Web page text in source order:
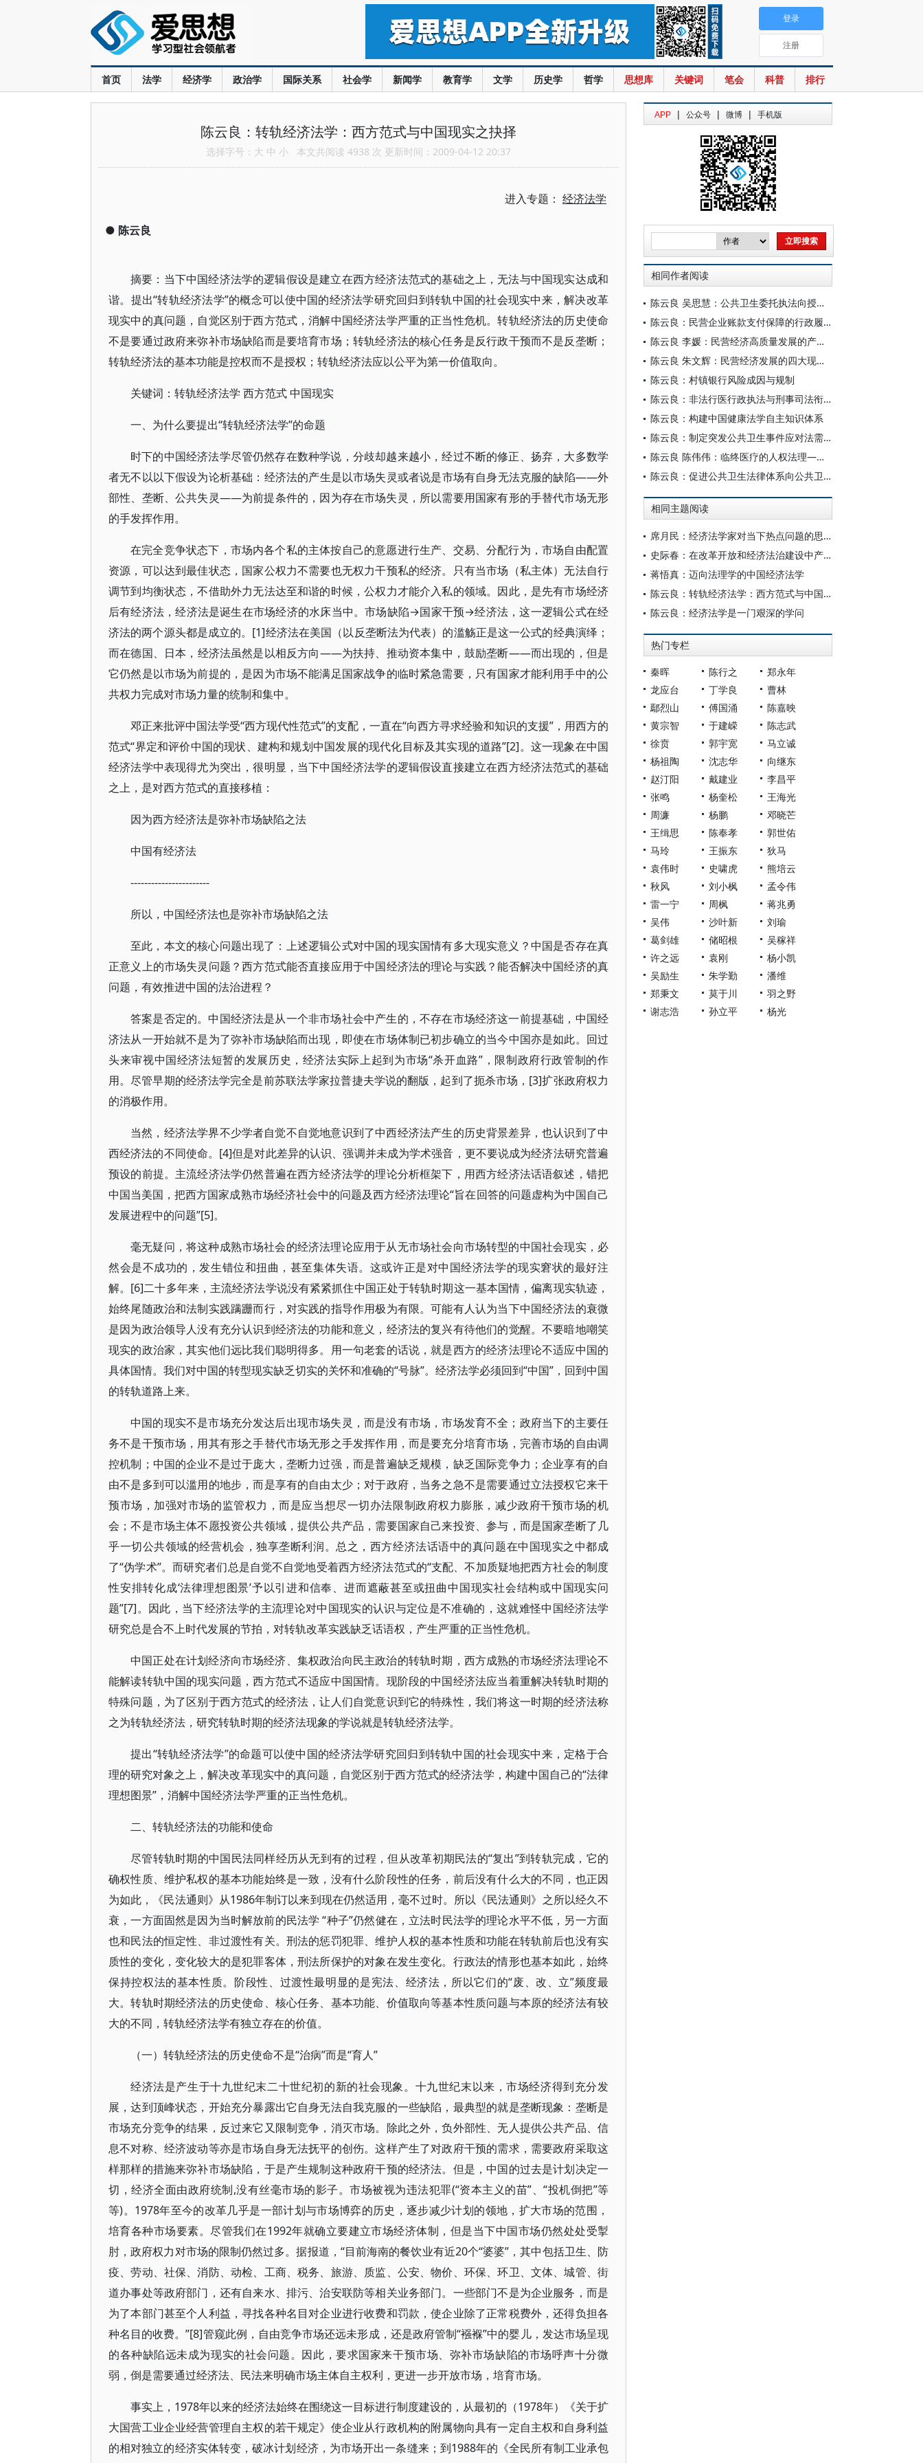
首页 法学 经济学 政治学 国际关系 社会学 新闻学 教育学 文学 历史学 哲学 思想库 关键词 笔会 科普 排行
登录
注册
陈云良：转轨经济法学：西方范式与中国现实之抉择
选择字号： 大 中 小 本文共阅读 4938 次 更新时间：2009-04-12 20:37
进入专题： 经济法学
● 陈云良
摘要：当下中国经济法学的逻辑假设是建立在西方经济法范式的基础之上，无法与中国现实达成和
谐。提出“转轨经济法学”的概念可以使中国的经济法学研究回归到转轨中国的社会现实中来，解决改革
现实中的真问题，自觉区别于西方范式，消解中国经济法学严重的正当性危机。转轨经济法的历史使命
不是要通过政府来弥补市场缺陷而是要培育市场；转轨经济法的核心任务是反行政干预而不是反垄断；
转轨经济法的基本功能是控权而不是授权；转轨经济法应以公平为第一价值取向。
关键词：转轨经济法学 西方范式 中国现实
一、为什么要提出“转轨经济法学”的命题
时下的中国经济法学尽管仍然存在数种学说，分歧却越来越小，经过不断的修正、扬弃，大多数学
者无不以以下假设为论析基础：经济法的产生是以市场失灵或者说是市场有自身无法克服的缺陷——外
部性、垄断、公共失灵——为前提条件的，因为存在市场失灵，所以需要用国家有形的手替代市场无形
的手发挥作用。
在完全竞争状态下，市场内各个私的主体按自己的意愿进行生产、交易、分配行为，市场自由配置
资源，可以达到最佳状态，国家公权力不需要也无权力干预私的经济。只有当市场（私主体）无法自行
调节到均衡状态，不借助外力无法达至和谐的时候，公权力才能介入私的领域。因此，是先有市场经济
后有经济法，经济法是诞生在市场经济的水床当中。市场缺陷→国家干预→经济法，这一逻辑公式在经
济法的两个源头都是成立的。[1]经济法在美国（以反垄断法为代表）的滥觞正是这一公式的经典演绎；
而在德国、日本，经济法虽然是以相反方向——为扶持、推动资本集中，鼓励垄断——而出现的，但是
它仍然是以市场为前提的，是因为市场不能满足国家战争的临时紧急需要，只有国家才能利用手中的公
共权力完成对市场力量的统制和集中。
邓正来批评中国法学受“西方现代性范式”的支配，一直在“向西方寻求经验和知识的支援”，用西方的
范式“界定和评价中国的现状、建构和规划中国发展的现代化目标及其实现的道路”[2]。这一现象在中国
经济法学中表现得尤为突出，很明显，当下中国经济法学的逻辑假设直接建立在西方经济法范式的基础
之上，是对西方范式的直接移植：
因为西方经济法是弥补市场缺陷之法
中国有经济法
-----------------------
所以，中国经济法也是弥补市场缺陷之法
至此，本文的核心问题出现了：上述逻辑公式对中国的现实国情有多大现实意义？中国是否存在真
正意义上的市场失灵问题？西方范式能否直接应用于中国经济法的理论与实践？能否解决中国经济的真
问题，有效推进中国的法治进程？
答案是否定的。中国经济法是从一个非市场社会中产生的，不存在市场经济这一前提基础，中国经
济法从一开始就不是为了弥补市场缺陷而出现，即使在市场体制已初步确立的当今中国亦是如此。回过
头来审视中国经济法短暂的发展历史，经济法实际上起到为市场“杀开血路”，限制政府行政管制的作
用。尽管早期的经济法学完全是前苏联法学家拉普捷夫学说的翻版，起到了扼杀市场，[3]扩张政府权力
的消极作用。
当然，经济法学界不少学者自觉不自觉地意识到了中西经济法产生的历史背景差异，也认识到了中
西经济法的不同使命。[4]但是对此差异的认识、强调并未成为学术强音，更不要说成为经济法研究普遍
预设的前提。主流经济法学仍然普遍在西方经济法学的理论分析框架下，用西方经济法话语叙述，错把
中国当美国，把西方国家成熟市场经济社会中的问题及西方经济法理论“旨在回答的问题虚构为中国自己
发展进程中的问题”[5]。
毫无疑问，将这种成熟市场社会的经济法理论应用于从无市场社会向市场转型的中国社会现实，必
然会是不成功的，发生错位和扭曲，甚至集体失语。这或许正是对中国经济法学的现实窘状的最好注
解。[6]二十多年来，主流经济法学说没有紧紧抓住中国正处于转轨时期这一基本国情，偏离现实轨迹，
始终尾随政治和法制实践蹒跚而行，对实践的指导作用极为有限。可能有人认为当下中国经济法的衰微
是因为政治领导人没有充分认识到经济法的功能和意义，经济法的复兴有待他们的觉醒。不要暗地嘲笑
现实的政治家，其实他们远比我们聪明得多。用一句老套的话说，就是西方的经济法理论不适应中国的
具体国情。我们对中国的转型现实缺乏切实的关怀和准确的“号脉”。经济法学必须回到“中国”，回到中国
的转轨道路上来。
中国的现实不是市场充分发达后出现市场失灵，而是没有市场，市场发育不全；政府当下的主要任
务不是干预市场，用其有形之手替代市场无形之手发挥作用，而是要充分培育市场，完善市场的自由调
控机制；中国的企业不是过于庞大，垄断力过强，而是普遍缺乏规模，缺乏国际竞争力；企业享有的自
由不是多到可以滥用的地步，而是享有的自由太少；对于政府，当务之急不是需要通过立法授权它来干
预市场，加强对市场的监管权力，而是应当想尽一切办法限制政府权力膨胀，减少政府干预市场的机
会；不是市场主体不愿投资公共领域，提供公共产品，需要国家自己来投资、参与，而是国家垄断了几
乎一切公共领域的经营机会，独享垄断利润。总之，西方经济法话语中的真问题在中国现实之中都成
了“伪学术”。而研究者们总是自觉不自觉地受着西方经济法范式的“支配、不加质疑地把西方社会的制度
性安排转化成‘法律理想图景’予以引进和信奉、进而遮蔽甚至或扭曲中国现实社会结构或中国现实问
题”[7]。因此，当下经济法学的主流理论对中国现实的认识与定位是不准确的，这就难怪中国经济法学
研究总是合不上时代发展的节拍，对转轨改革实践缺乏话语权，产生严重的正当性危机。
中国正处在计划经济向市场经济、集权政治向民主政治的转轨时期，西方成熟的市场经济法理论不
能解读转轨中国的现实问题，西方范式不适应中国国情。现阶段的中国经济法应当着重解决转轨时期的
特殊问题，为了区别于西方范式的经济法，让人们自觉意识到它的特殊性，我们将这一时期的经济法称
之为转轨经济法，研究转轨时期的经济法现象的学说就是转轨经济法学。
提出“转轨经济法学”的命题可以使中国的经济法学研究回归到转轨中国的社会现实中来，定格于合
理的研究对象之上，解决改革现实中的真问题，自觉区别于西方范式的经济法学，构建中国自己的“法律
理想图景”，消解中国经济法学严重的正当性危机。
二、转轨经济法的功能和使命
尽管转轨时期的中国民法同样经历从无到有的过程，但从改革初期民法的“复出”到转轨完成，它的
确权性质、维护私权的基本功能始终是一致，没有什么阶段性的任务，前后没有什么大的不同，也正因
为如此，《民法通则》从1986年制订以来到现在仍然适用，毫不过时。所以《民法通则》之所以经久不
衰，一方面固然是因为当时解放前的民法学 “种子”仍然健在，立法时民法学的理论水平不低，另一方面
也和民法的恒定性、非过渡性有关。刑法的惩罚犯罪、维护人权的基本性质和功能在转轨前后也没有实
质性的变化，变化较大的是犯罪客体，刑法所保护的对象在发生变化。行政法的情形也基本如此，始终
保持控权法的基本性质。阶段性、过渡性最明显的是宪法、经济法，所以它们的“废、改、立”频度最
大。转轨时期经济法的历史使命、核心任务、基本功能、价值取向等基本性质问题与本原的经济法有较
大的不同，转轨经济法学有独立存在的价值。
（一）转轨经济法的历史使命不是“治病”而是“育人”
经济法是产生于十九世纪末二十世纪初的新的社会现象。十九世纪末以来，市场经济得到充分发
展，达到顶峰状态，开始充分暴露出它自身无法自我克服的一些缺陷，最典型的就是垄断现象：垄断是
市场充分竞争的结果，反过来它又限制竞争，消灭市场。除此之外，负外部性、无人提供公共产品、信
息不对称、经济波动等亦是市场自身无法抚平的创伤。这样产生了对政府干预的需求，需要政府采取这
样那样的措施来弥补市场缺陷，于是产生规制这种政府干预的经济法。但是，中国的过去是计划决定一
切，经济全面由政府统制,没有丝毫市场的影子。市场被视为违法犯罪(“资本主义的苗”、“投机倒把”等
等)。1978年至今的改革几乎是一部计划与市场博弈的历史，逐步减少计划的领地，扩大市场的范围，
培育各种市场要素。尽管我们在1992年就确立要建立市场经济体制，但是当下中国市场仍然处处受掣
肘，政府权力对市场的限制仍然过多。据报道，“目前海南的餐饮业有近20个“婆婆”，其中包括卫生、防
疫、劳动、社保、消防、动检、工商、税务、旅游、质监、公安、物价、环保、环卫、文体、城管、街
道办事处等政府部门，还有自来水、排污、治安联防等相关业务部门。一些部门不是为企业服务，而是
为了本部门甚至个人利益，寻找各种名目对企业进行收费和罚款，使企业除了正常税费外，还得负担各
种名目的收费。”[8]管窥此例，自由竞争市场还远未形成，还是政府管制“襁褓”中的婴儿，发达市场呈现
的各种缺陷远未成为现实的社会问题。因此，要求国家来干预市场、弥补市场缺陷的市场呼声十分微
弱，倒是需要通过经济法、民法来明确市场主体自主权利，更进一步开放市场，培育市场。
事实上，1978年以来的经济法始终在围绕这一目标进行制度建设的，从最初的（1978年）《关于扩
大国营工业企业经营管理自主权的若干规定》使企业从行政机构的附属物向具有一定自主权和自身利益
的相对独立的经济实体转变，破冰计划经济，为市场开出一条缝来；到1988年的《全民所有制工业承包
APP | 公众号 | 微博 | 手机版
相同作者阅读
陈云良 吴思慧：公共卫生委托执法向授权执法模式转型研究
陈云良：民营企业账款支付保障的行政履职困境及纾解路径
陈云良 李媛：民营经济高质量发展的产权保护
陈云良 朱文辉：民营经济发展的四大现实问题及其法治纾解
陈云良：村镇银行风险成因与规制
陈云良：非法行医行政执法与刑事司法衔接机制研究
陈云良：构建中国健康法学自主知识体系
陈云良：制定突发公共卫生事件应对法需要重点解决的问题
陈云良 陈伟伟：临终医疗的人权法理——“尊严死”概念与边界的思考
陈云良：促进公共卫生法律体系向公共卫生法治体系转化
相同主题阅读
席月民：经济法学家对当下热点问题的思考
史际春：在改革开放和经济法治建设中产生发展的中国经济法学
蒋悟真：迈向法理学的中国经济法学
陈云良：转轨经济法学：西方范式与中国现实之抉择
陈云良：经济法学是一门艰深的学问
热门专栏
秦晖 陈行之
郑永年
龙应台
丁学良
曹林
鄢烈山
傅国涌
陈嘉映
黄宗智
于建嵘
陈志武
徐贲
郭宇宽
马立诚
杨祖陶
沈志华
向继东
赵汀阳
戴建业
李昌平
张鸣
杨奎松
王海光
周濂
杨鹏
邓晓芒
王缉思
陈奉孝
郭世佑
马玲
王振东
狄马
袁伟时
史啸虎
熊培云
秋风
刘小枫
孟令伟
雷一宁
周枫
蒋兆勇
吴伟
沙叶新
刘瑜
葛剑雄
储昭根
吴稼祥
许之远
袁刚
杨小凯
吴励生
朱学勤
潘维
郑秉文
莫于川
羽之野
谢志浩
孙立平 杨光